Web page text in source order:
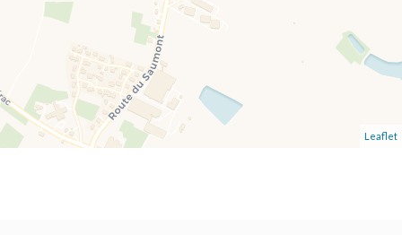
Leaflet